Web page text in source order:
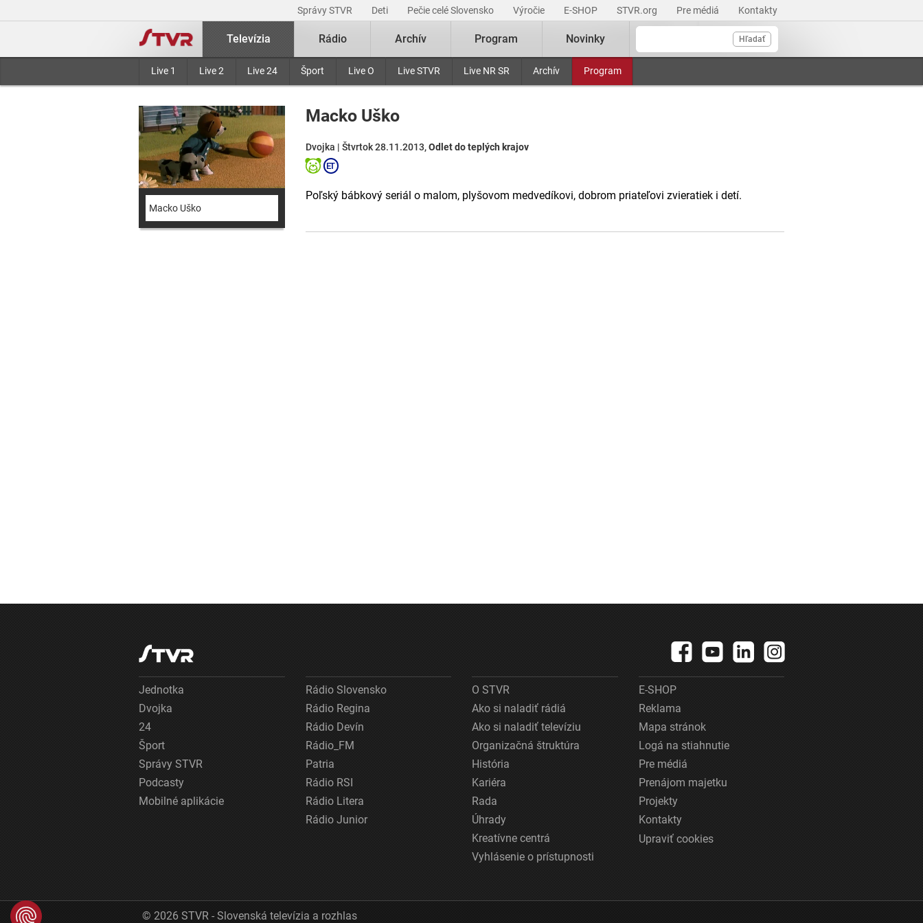
Správy STVR Deti Pečie celé Slovensko Výročie E-SHOP STVR.org Pre médiá Kontakty
Hľadať
Televízia
Live 1 Live 2 Live 24 Šport Live O Live STVR Live NR SR Archív Program
Rádio Archív Program Novinky
Macko Uško
Macko Uško
Dvojka | Štvrtok 28.11.2013,Odlet do teplých krajov
Poľský bábkový seriál o malom, plyšovom medvedíkovi, dobrom priateľovi zvieratiek i detí.
Jednotka
Dvojka
24
Šport
Správy STVR
Podcasty
Mobilné aplikácie
Rádio Slovensko
Rádio Regina
Rádio Devín
Rádio_FM
Patria
Rádio RSI
Rádio Litera
Rádio Junior
O STVR
Ako si naladiť rádiá
Ako si naladiť televíziu
Organizačná štruktúra
História
Kariéra
Rada
Úhrady
Kreatívne centrá
Vyhlásenie o prístupnosti
E-SHOP
Reklama
Mapa stránok
Logá na stiahnutie
Pre médiá
Prenájom majetku
Projekty
Kontakty
Upraviť cookies
© 2026 STVR - Slovenská televízia a rozhlas